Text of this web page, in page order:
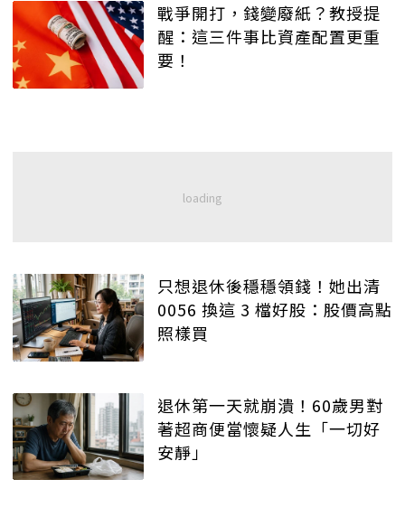
戰爭開打，錢變廢紙？教授提
醒：這三件事比資產配置更重
要！
只想退休後穩穩領錢！她出清
0056 換這 3 檔好股：股價高點
照樣買
退休第一天就崩潰！60歲男對
著超商便當懷疑人生「一切好
安靜」